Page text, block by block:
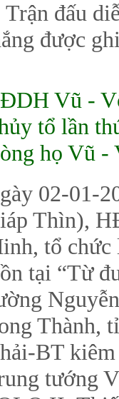
Trận đấu
được
Vũ -
tổ lần
họ Vũ -
02-01-
Thìn),
tổ chức
tại “Từ
Thành,
BT
tướng